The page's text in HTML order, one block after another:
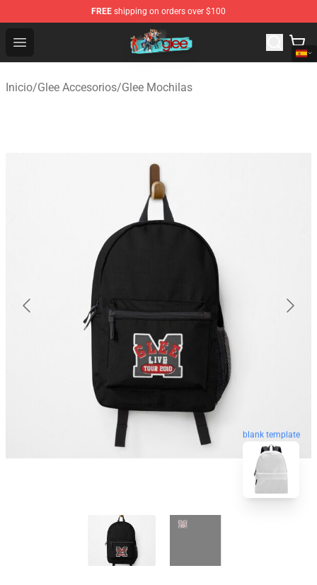
FREE shipping on orders over $100
Open menu
Glee Store - Official Glee Merchandise Shop
Inicio/Glee Accesorios/Glee Mochilas
blank template